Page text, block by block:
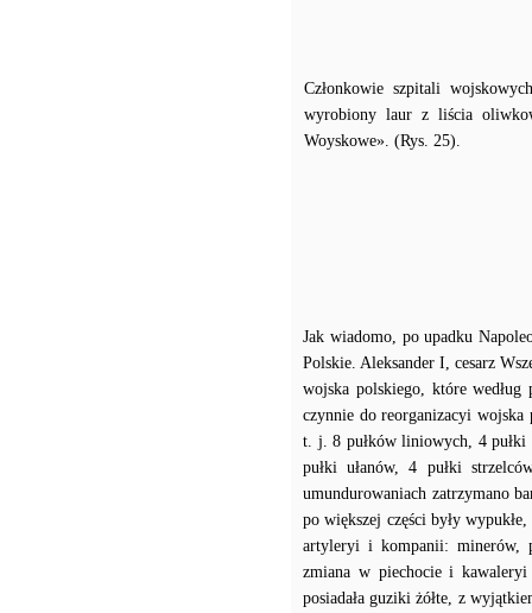
Członkowie szpitali
wyrobiony laur z liścia
Woyskowe». (Rys. 25).
Jak wiadomo, po upadku
Polskie. Aleksander I, cesarz
wojska polskiego, które według
czynnie do reorganizacyi
t. j. 8 pułków liniowych, 4 pułki
pułki ułanów, 4 pułki
umundurowaniach zatrzymano
po większej części były
artyleryi i kompanii: minerów,
zmiana w piechocie i
posiadała guziki żółte, z